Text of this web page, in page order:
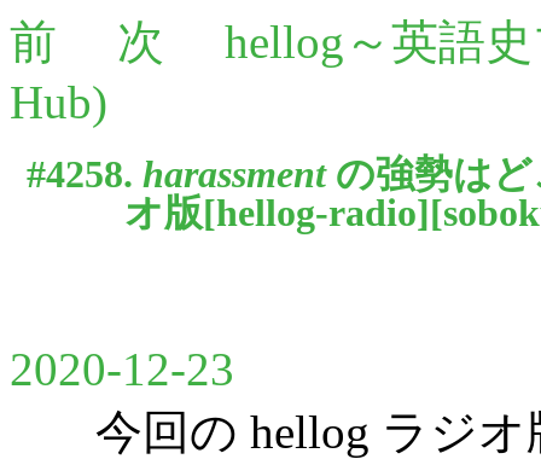
前 次
hellog～英語
Hub)
#4258. harassmentの強勢はど
オ版[hellog-radio][
2020-12-23
今回の hellog ラジオ